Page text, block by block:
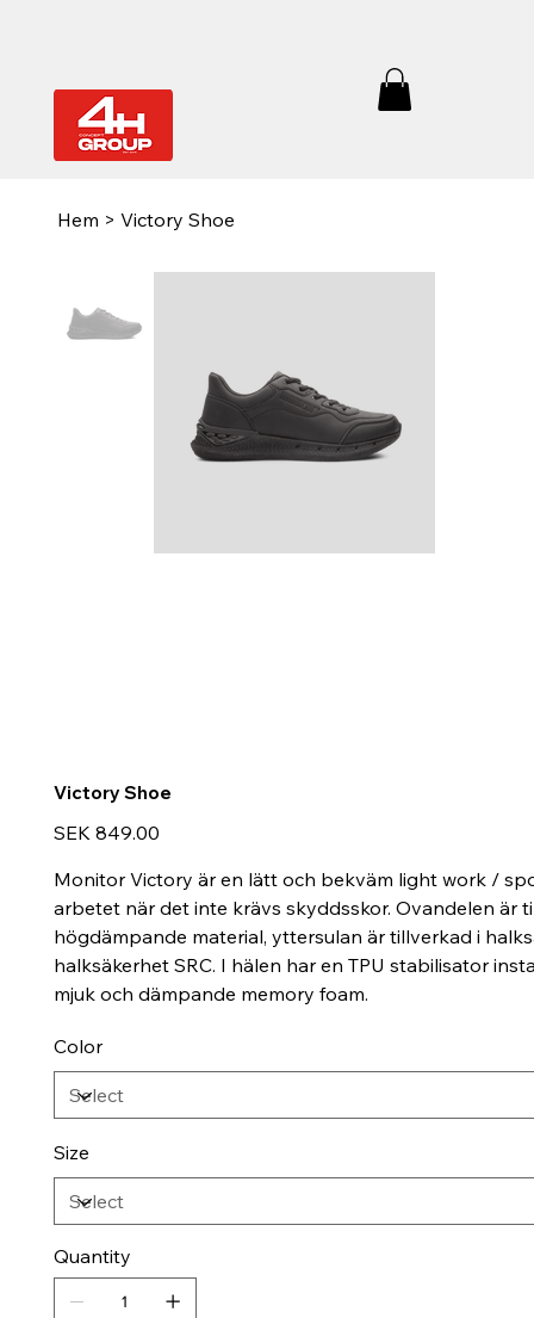
Hem > Victory Shoe
Victory Shoe
Price
SEK 849.00
Monitor Victory är en lätt och bekväm light work /
arbetet när det inte krävs skyddsskor. Ovandelen är
högdämpande material, yttersulan är tillverkad i
halksäkerhet SRC. I hälen har en TPU stabilisator
mjuk och dämpande memory foam.
Color
Size
Quantity